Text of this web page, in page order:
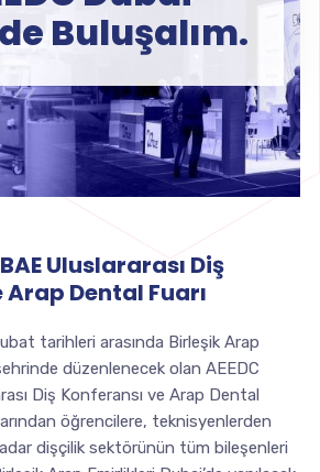
Buluşalım.
Uluslararası Diş
Arap Dental Fuarı
tarihleri arasında Birleşik Arap
düzenlenecek olan AEEDC
Diş Konferansı ve Arap Dental
öğrencilere, teknisyenlerden
dişçilik sektörünün tüm bileşenleri